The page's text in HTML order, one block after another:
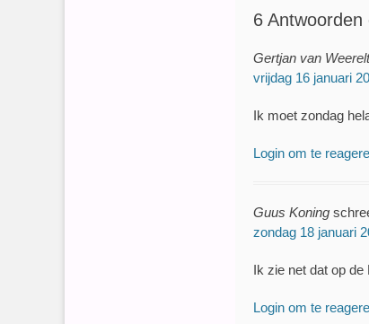
6 Antwoorden
Gertjan van Weerelt
vrijdag 16 januari
Ik moet zondag
Login om te
Guus Koning
zondag 18 januari
Ik zie net dat op
Login om te